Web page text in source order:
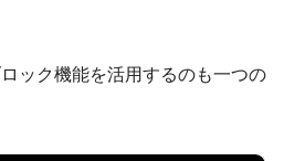
ック機能を活用するのも一つの